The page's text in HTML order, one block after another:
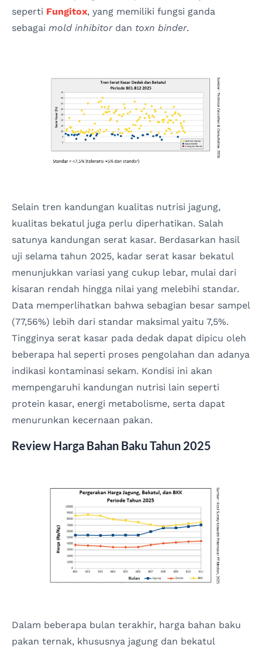
seperti Fungitox, yang memiliki fungsi ganda
sebagai mold inhibitordan toxn binder.
Selain tren kandungan kualitas nutrisi jagung,
kualitas bekatul juga perlu diperhatikan. Salah
satunya kandungan serat kasar. Berdasarkan hasil
uji selama tahun 2025, kadar serat kasar bekatul
menunjukkan variasi yang cukup lebar, mulai dari
kisaran rendah hingga nilai yang melebihi standar.
Data memperlihatkan bahwa sebagian besar sampel
(77,56%) lebih dari standar maksimal yaitu 7,5%.
Tingginya serat kasar pada dedak dapat dipicu oleh
beberapa hal seperti proses pengolahan dan adanya
indikasi kontaminasi sekam. Kondisi ini akan
mempengaruhi kandungan nutrisi lain seperti
protein kasar, energi metabolisme, serta dapat
menurunkan kecernaan pakan.
Review Harga Bahan Baku Tahun 2025
Dalam beberapa bulan terakhir, harga bahan baku
pakan ternak, khususnya jagung dan bekatul